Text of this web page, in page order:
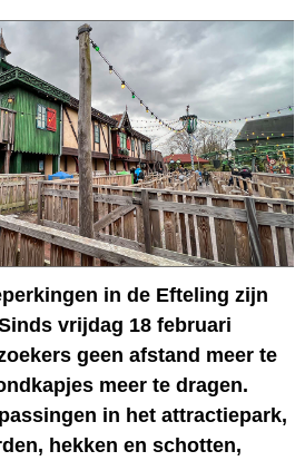
in de Efteling zijn
vrijdag 18 februari
geen afstand meer te
meer te dragen.
in het attractiepark,
hekken en schotten,